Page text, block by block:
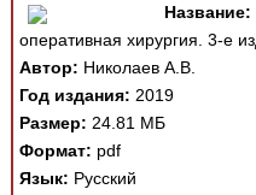
Название:
оперативная хирургия. 3-е
Автор: Николаев А.В.
Год издания: 2019
Размер: 24.81 МБ
Формат: pdf
Язык: Русский